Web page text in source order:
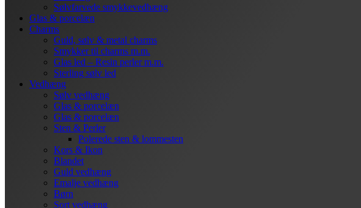
Sølvfarvede smykkevedhæng
Glas & porcelæn
Charms
Guld, sølv & metal charms
Smykker til charms m.m.
Glas led – Resin perler m.m.
Sterling sølv led
Vedhæng
Sølv vedhæng
Glas & porcelæn
Glas & porcelæn
Sten & Perler
Polerede sten & lommesten
Kors & Ikon
Blandet
Guld vedhæng
Emalje vedhæng
Børn
Sort vedhæng